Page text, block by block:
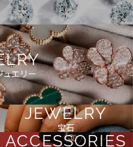
ュエリー
JEWELRY
宝石
ACCESSORIES